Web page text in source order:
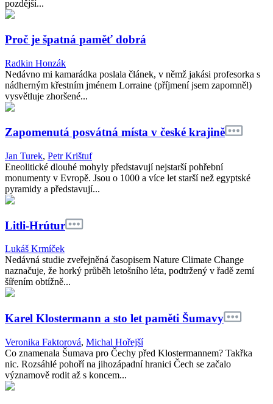
pozdější...
Proč je špatná paměť dobrá
Radkin Honzák
Nedávno mi kamarádka poslala článek, v němž jakási profesorka s
nádherným křestním jménem Lorraine (příjmení jsem zapomněl)
vysvětluje zhoršené...
Zapomenutá posvátná místa v české krajině
Jan Turek, Petr Krištuf
Eneolitické dlouhé mohyly představují nejstarší pohřební
monumenty v Evropě. Jsou o 1000 a více let starší než egyptské
pyramidy a představují...
Litli-Hrútur
Lukáš Krmíček
Nedávná studie zveřejněná časopisem Nature Climate Change
naznačuje, že horký průběh letošního léta, podtržený v řadě zemí
šířením obtížně...
Karel Klostermann a sto let paměti Šumavy
Veronika Faktorová, Michal Hořejší
Co znamenala Šumava pro Čechy před Klostermannem? Takřka
nic. Rozsáhlé pohoří na jihozápadní hranici Čech se začalo
významově rodit až s koncem...